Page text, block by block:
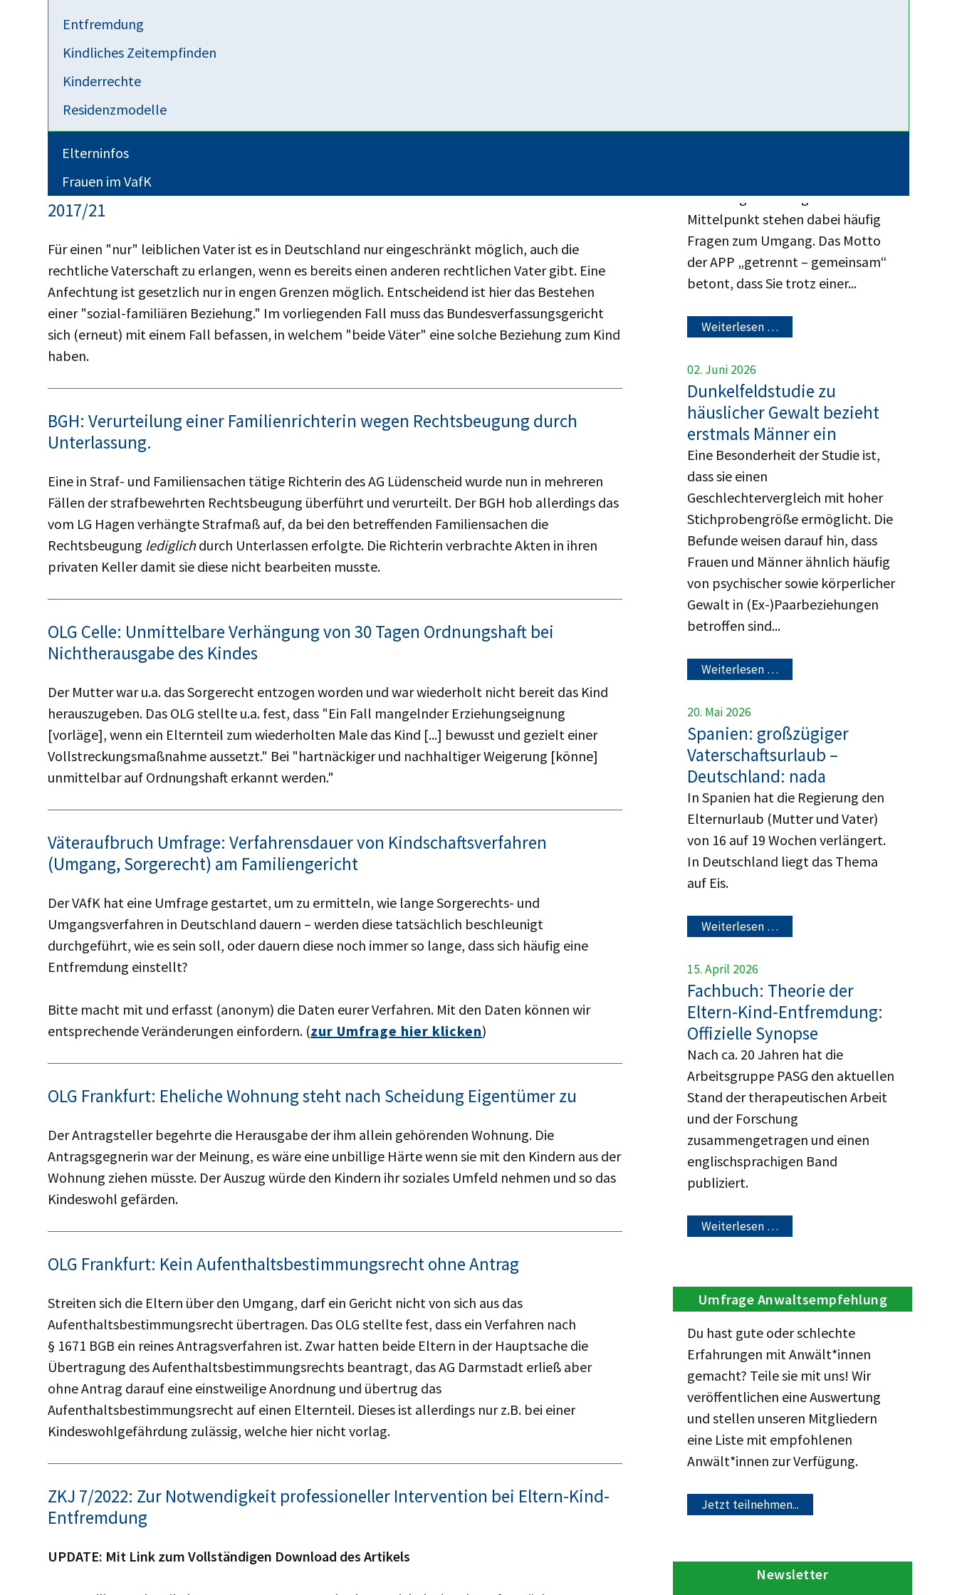
Entfremdung
Kindliches Zeitempfinden
Kinderrechte
Residenzmodelle
Elterninfos
Frauen im VafK
Jugendamt und Verfahrenspfleger hatten darauf hingewiesen, dass die Mutter das Kind
beeinflusste und den Umgang ablehnte. Trotzdem hatte das OLG den Umgang ohne weitere
Anhörung des Kindes und ohne ein von den Fachprofessionen gefordertes Gutachten für Monate
ausgesetzt. Auch das Bundesverfassungsgericht (1 BvR 373/20) hatte daran nichts beanstandet.
Väteraufbruch: Stellungnahme zum Verfassungsbeschwerdeverfahren 1 BvR
2017/21
Für einen "nur" leiblichen Vater ist es in Deutschland nur eingeschränkt möglich, auch die
rechtliche Vaterschaft zu erlangen, wenn es bereits einen anderen rechtlichen Vater gibt. Eine
Anfechtung ist gesetzlich nur in engen Grenzen möglich. Entscheidend ist hier das Bestehen
einer "sozial-familiären Beziehung." Im vorliegenden Fall muss das Bundesverfassungsgericht
sich (erneut) mit einem Fall befassen, in welchem "beide Väter" eine solche Beziehung zum Kind
haben.
BGH: Verurteilung einer Familienrichterin wegen Rechtsbeugung durch
Unterlassung.
Eine in Straf- und Familiensachen tätige Richterin des AG Lüdenscheid wurde nun in mehreren
Fällen der strafbewehrten Rechtsbeugung überführt und verurteilt. Der BGH hob allerdings das
vom LG Hagen verhängte Strafmaß auf, da bei den betreffenden Familiensachen die
Rechtsbeugung lediglichdurch Unterlassen erfolgte. Die Richterin verbrachte Akten in ihren
privaten Keller damit sie diese nicht bearbeiten musste.
OLG Celle: Unmittelbare Verhängung von 30 Tagen Ordnungshaft bei
Nichtherausgabe des Kindes
Der Mutter war u.a. das Sorgerecht entzogen worden und war wiederholt nicht bereit das Kind
herauszugeben. Das OLG stellte u.a. fest, dass "Ein Fall mangelnder Erziehungseignung
[vorläge], wenn ein Elternteil zum wiederholten Male das Kind [...] bewusst und gezielt einer
Vollstreckungsmaßnahme aussetzt." Bei "hartnäckiger und nachhaltiger Weigerung [könne]
unmittelbar auf Ordnungshaft erkannt werden."
Väteraufbruch Umfrage: Verfahrensdauer von Kindschaftsverfahren
(Umgang, Sorgerecht) am Familiengericht
Der VAfK hat eine Umfrage gestartet, um zu ermitteln, wie lange Sorgerechts- und
Umgangsverfahren in Deutschland dauern – werden diese tatsächlich beschleunigt
durchgeführt, wie es sein soll, oder dauern diese noch immer so lange, dass sich häufig eine
Entfremdung einstellt?
Bitte macht mit und erfasst (anonym) die Daten eurer Verfahren. Mit den Daten können wir
entsprechende Veränderungen einfordern. (zur Umfrage hier klicken)
OLG Frankfurt: Eheliche Wohnung steht nach Scheidung Eigentümer zu
Der Antragsteller begehrte die Herausgabe der ihm allein gehörenden Wohnung. Die
Antragsgegnerin war der Meinung, es wäre eine unbillige Härte wenn sie mit den Kindern aus der
Wohnung ziehen müsste. Der Auszug würde den Kindern ihr soziales Umfeld nehmen und so das
Kindeswohl gefärden.
OLG Frankfurt: Kein Aufenthalts­bestimmungs­recht ohne Antrag
Streiten sich die Eltern über den Umgang, darf ein Gericht nicht von sich aus das
Aufenthaltsbestimmungsrecht übertragen. Das OLG stellte fest, dass ein Verfahren nach
§ 1671 BGB ein reines Antragsverfahren ist. Zwar hatten beide Eltern in der Hauptsache die
Übertragung des Aufenthaltsbestimmungsrechts beantragt, das AG Darmstadt erließ aber
ohne Antrag darauf eine einstweilige Anordnung und übertrug das
Aufenthaltsbestimmungsrecht auf einen Elternteil. Dieses ist allerdings nur z.B. bei einer
Kindeswohlgefährdung zulässig, welche hier nicht vorlag.
ZKJ 7/2022: Zur Notwendigkeit professioneller Intervention bei Eltern-Kind-
Entfremdung
UPDATE: Mit Link zum Vollständigen Download des Artikels
mittlerweile zu den häufigsten
Erziehungsberatungsstellen. Im
Mittelpunkt stehen dabei häufig
Fragen zum Umgang. Das Motto
der APP „getrennt – gemeinsam“
betont, dass Sie trotz einer...
Weiterlesen …
02. Juni 2026
Dunkelfeldstudie zu
häuslicher Gewalt bezieht
erstmals Männer ein
Eine Besonderheit der Studie ist,
dass sie einen
Geschlechtervergleich mit hoher
Stichprobengröße ermöglicht. Die
Befunde weisen darauf hin, dass
Frauen und Männer ähnlich häufig
von psychischer sowie körperlicher
Gewalt in (Ex-)Paarbeziehungen
betroffen sind...
Weiterlesen …
20. Mai 2026
Spanien: großzügiger
Vaterschaftsurlaub –
Deutschland: nada
In Spanien hat die Regierung den
Elternurlaub (Mutter und Vater)
von 16 auf 19 Wochen verlängert.
In Deutschland liegt das Thema
auf Eis.
Weiterlesen …
15. April 2026
Fachbuch: Theorie der
Eltern-Kind-Entfremdung:
Offizielle Synopse
Nach ca. 20 Jahren hat die
Arbeitsgruppe PASG den aktuellen
Stand der therapeutischen Arbeit
und der Forschung
zusammengetragen und einen
englischsprachigen Band
publiziert.
Weiterlesen …
Umfrage Anwaltsempfehlung
Du hast gute oder schlechte
Erfahrungen mit Anwält*innen
gemacht? Teile sie mit uns! Wir
veröffentlichen eine Auswertung
und stellen unseren Mitgliedern
eine Liste mit empfohlenen
Anwält*innen zur Verfügung.
Jetzt teilnehmen...
Newsletter